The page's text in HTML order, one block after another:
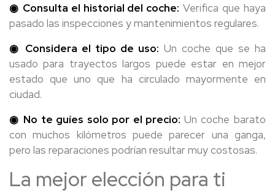
◉ Consulta el historial del coche: Verifica que haya
pasado las inspecciones y mantenimientos regulares.
◉ Considera el tipo de uso: Un coche que se ha
usado para trayectos largos puede estar en mejor
estado que uno que ha circulado mayormente en
ciudad.
◉ No te guíes solo por el precio: Un coche barato
con muchos kilómetros puede parecer una ganga,
pero las reparaciones podrían resultar muy costosas.
La mejor elección para ti